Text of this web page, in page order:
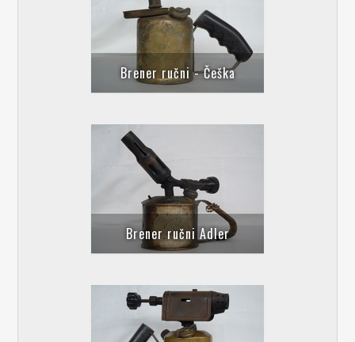
Brener ručni - Češka
Brener ručni Adler